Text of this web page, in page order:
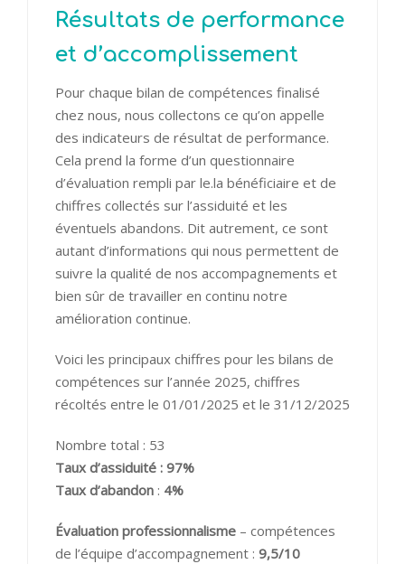
Résultats de performance
et d’accomplissement
Pour chaque bilan de compétences finalisé
chez nous, nous collectons ce qu’on appelle
des indicateurs de résultat de performance.
Cela prend la forme d’un questionnaire
d’évaluation rempli par le.la bénéficiaire et de
chiffres collectés sur l’assiduité et les
éventuels abandons. Dit autrement, ce sont
autant d’informations qui nous permettent de
suivre la qualité de nos accompagnements et
bien sûr de travailler en continu notre
amélioration continue.
Voici les principaux chiffres pour les bilans de
compétences sur l’année 2025, chiffres
récoltés entre le 01/01/2025 et le 31/12/2025
Nombre total : 53
Taux d’assiduité : 97%
Taux d’abandon : 4%
Évaluation professionnalisme – compétences
de l’équipe d’accompagnement : 9,5/10